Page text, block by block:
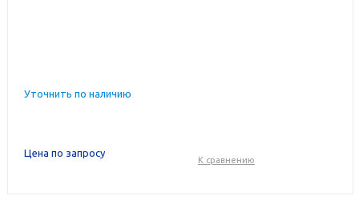
Уточнить по наличию
Цена по запросу
К сравнению